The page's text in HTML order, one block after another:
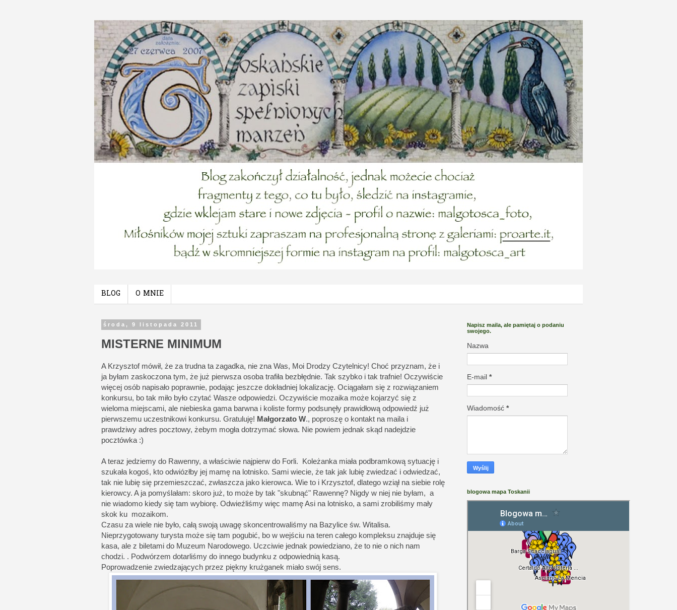
BLOG O MNIE
środa, 9 listopada 2011
MISTERNE MINIMUM
A Krzysztof mówił, że za trudna ta zagadka, nie zna Was, Moi Drodzy Czytelnicy! Choć przyznam, że i
ja byłam zaskoczona tym, że już pierwsza osoba trafiła bezbłędnie. Tak szybko i tak trafnie! Oczywiście
więcej osób napisało poprawnie, podając jeszcze dokładniej lokalizację. Ociągałam się z rozwiązaniem
konkursu, bo tak miło było czytać Wasze odpowiedzi. Oczywiście mozaika może kojarzyć się z
wieloma miejscami, ale niebieska gama barwna i koliste formy podsunęły prawidłową odpowiedź już
pierwszemu uczestnikowi konkursu. Gratuluję! Małgorzato W., poproszę o kontakt na maila i
prawdziwy adres pocztowy, żebym mogła dotrzymać słowa. Nie powiem jednak skąd nadejdzie
pocztówka :)
A teraz jedziemy do Rawenny, a właściwie najpierw do Forli. Koleżanka miała podbramkową sytuację i
szukała kogoś, kto odwiózłby jej mamę na lotnisko. Sami wiecie, że tak jak lubię zwiedzać i odwiedzać,
tak nie lubię się przemieszczać, zwłaszcza jako kierowca. Wie to i Krzysztof, dlatego wziął na siebie rolę
kierowcy. A ja pomyślałam: skoro już, to może by tak "skubnąć" Rawennę? Nigdy w niej nie byłam, a
nie wiadomo kiedy się tam wybiorę. Odwieźliśmy więc mamę Asi na lotnisko, a sami zrobiliśmy mały
skok ku mozaikom.
Czasu za wiele nie było, całą swoją uwagę skoncentrowaliśmy na Bazylice św. Witalisa.
Nieprzygotowany turysta może się tam pogubić, bo w wejściu na teren całego kompleksu znajduje się
kasa, ale z biletami do Muzeum Narodowego. Uczciwie jednak powiedziano, że to nie o nich nam
chodzi. . Podwórzem dotarliśmy do innego budynku z odpowiednią kasą.
Poprowadzenie zwiedzających przez piękny krużganek miało swój sens.
Napisz maila, ale pamiętaj o podaniu
swojego.
Nazwa
E-mail *
Wiadomość *
blogowa mapa Toskanii